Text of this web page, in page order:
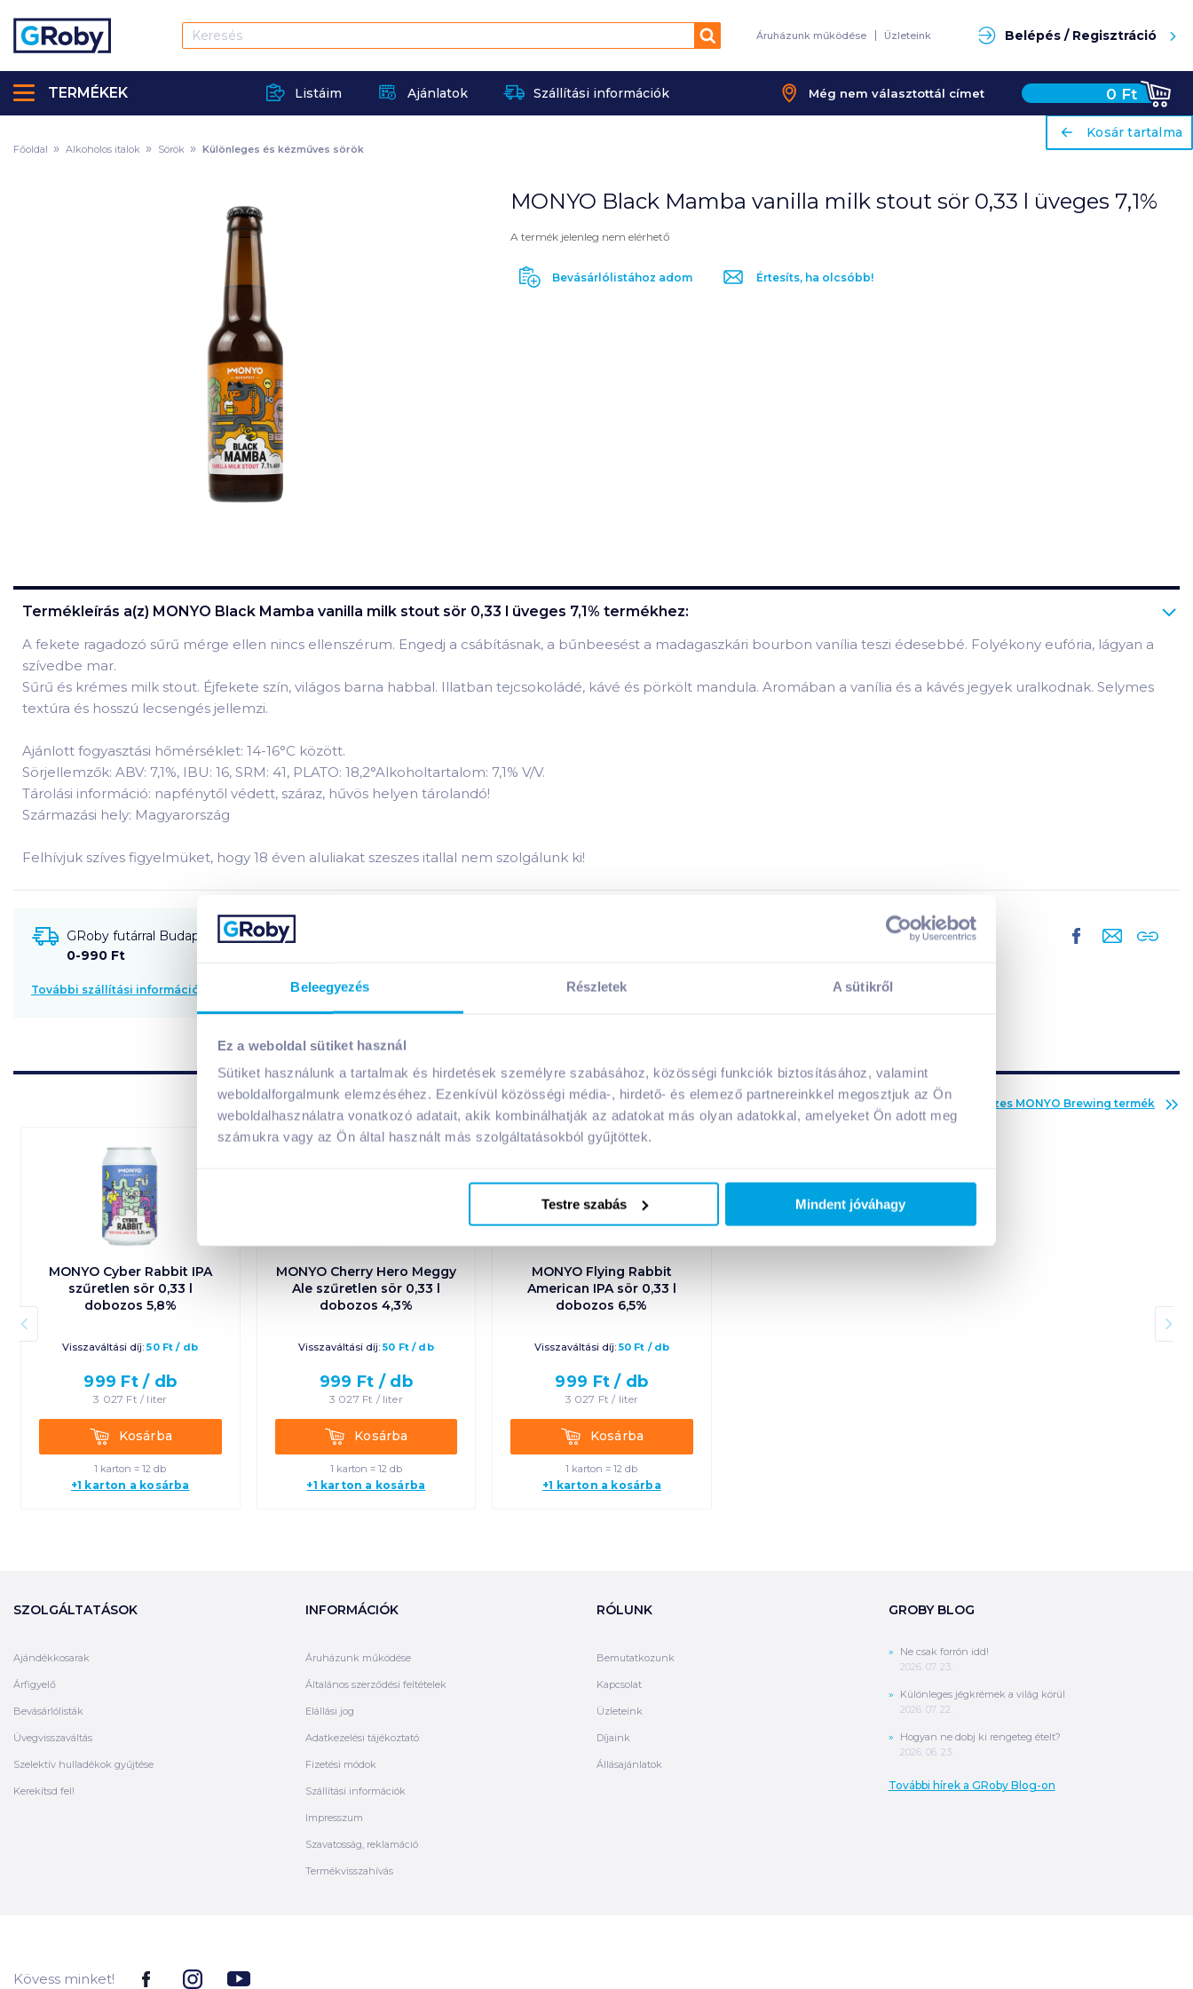
Beleegyezés Részletek A sütikről
Ez a weboldal sütiket használ
Sütiket használunk a tartalmak és hirdetések személyre szabásához, közösségi funkciók biztosításához, valamint
weboldalforgalmunk elemzéséhez. Ezenkívül közösségi média-, hirdető- és elemező partnereinkkel megosztjuk az Ön
weboldalhasználatra vonatkozó adatait, akik kombinálhatják az adatokat más olyan adatokkal, amelyeket Ön adott meg
számukra vagy az Ön által használt más szolgáltatásokból gyűjtöttek.
Testre szabás Mindent jóváhagy
Keresés Áruházunk működése Üzleteink Belépés / Regisztráció
Listáim Ajánlatok Szállítási információk Még nem választottál címet 0 Ft
TERMÉKEK
ariaLabel
Kosár tartalma
Adj hozzá termékeket!
Főoldal Alkoholos italok Sörök Különleges és kézműves sörök
MONYO Black Mamba vanilla milk stout sör 0,33 l üveges 7,1%
A termék jelenleg nem elérhető
Bevásárlólistához adom Értesíts, ha olcsóbb!
Termékleírás a(z) MONYO Black Mamba vanilla milk stout sör 0,33 l üveges 7,1% termékhez:
A fekete ragadozó sűrű mérge ellen nincs ellenszérum. Engedj a csábításnak, a bűnbeesést a madagaszkári bourbon vanília teszi édesebbé. Folyékony eufória, lágyan a
szívedbe mar.
Sűrű és krémes milk stout. Éjfekete szín, világos barna habbal. Illatban tejcsokoládé, kávé és pörkölt mandula. Aromában a vanília és a kávés jegyek uralkodnak. Selymes
textúra és hosszú lecsengés jellemzi.
Ajánlott fogyasztási hőmérséklet: 14-16°C között.
Sörjellemzők: ABV: 7,1%, IBU: 16, SRM: 41, PLATO: 18,2°Alkoholtartalom: 7,1% V/V.
Tárolási információ: napfénytől védett, száraz, hűvös helyen tárolandó!
Származási hely: Magyarország
Felhívjuk szíves figyelmüket, hogy 18 éven aluliakat szeszes itallal nem szolgálunk ki!
GRoby futárral Budapestre és környékére szállítható
0-990 Ft
További szállítási információk
Az összes MONYO Brewing termék
MONYO Cyber Rabbit IPA
szűretlen sör 0,33 l
dobozos 5,8%
Visszaváltási díj: 50Ft / db
999 Ft / db
3 027 Ft / liter
KosárbaKosárba
1 karton = 12 db
+1 karton a kosárba
MONYO Cherry Hero Meggy
Ale szűretlen sör 0,33 l
dobozos 4,3%
Visszaváltási díj: 50 Ft/ db
999 Ft / db
3 027 Ft / liter
KosárbaKosárba
1 karton = 12 db
+1 karton a kosárba
MONYO Flying Rabbit
American IPA sör 0,33 l
dobozos 6,5%
Visszaváltási díj: 50Ft / db
999 Ft / db
3 027 Ft / liter
KosárbaKosárba
1 karton = 12 db
+1 karton a kosárba
SZOLGÁLTATÁSOK
Ajándékkosarak
Árfigyelő
Bevásárlólisták
Üvegvisszaváltás
Szelektív hulladékok gyűjtése
Kerekítsd fel!
INFORMÁCIÓK
Áruházunk működése
Általános szerződési feltételek
Elállási jog
Adatkezelési tájékoztató
Fizetési módok
Szállítási információk
Impresszum
Szavatosság, reklamáció
Termékvisszahívás
RÓLUNK
Bemutatkozunk
Kapcsolat
Üzleteink
Díjaink
Állásajánlatok
GROBY BLOG
Ne csak forrón idd!
2026. 07. 23.
Különleges jégkrémek a világ körül
2026. 07. 22.
Hogyan ne dobj ki rengeteg ételt?
2026. 06. 23.
További hírek a GRoby Blog-on
Kövess minket!